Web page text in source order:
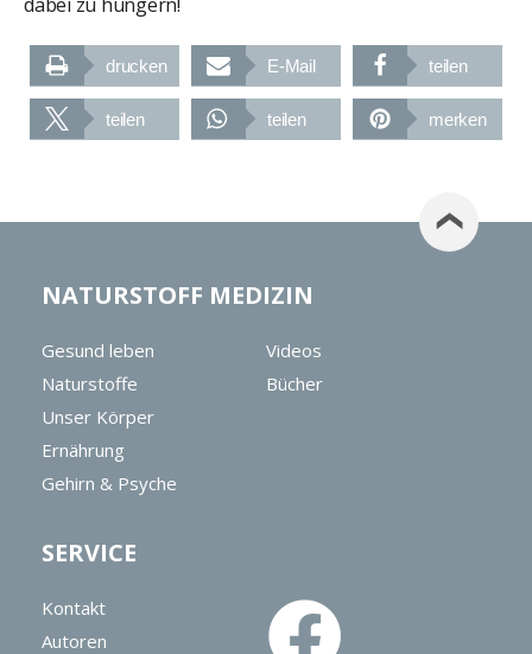
drucken E-Mail teilen
teilen teilen merken
NATURSTOFF MEDIZIN
Gesund leben
Naturstoffe
Unser Körper
Ernährung
Gehirn & Psyche
Videos
Bücher
SERVICE
Kontakt
Autoren